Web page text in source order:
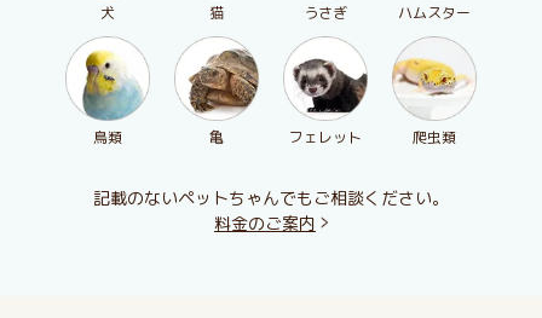
犬 猫 うさぎ ハムスター
鳥類 亀 フェレット 爬虫類
記載のないペットちゃんでもご相談ください。
料金のご案内